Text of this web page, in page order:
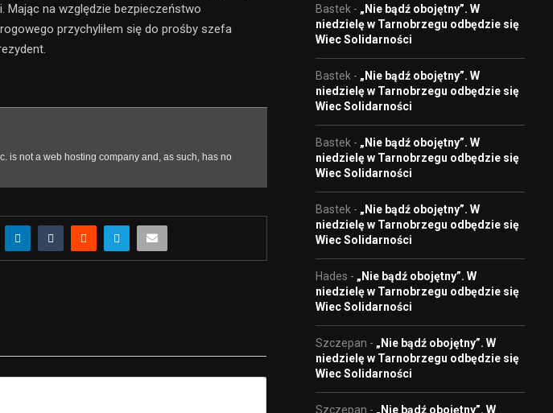
Mając na względzie bezpieczeństwo
przychyliłem się do prośby szefa
Bastek - „Nie bądź obojętny”. W
niedzielę w Tarnobrzegu odbędzie się
Wiec Solidarności
Bastek - „Nie bądź obojętny”. W
niedzielę w Tarnobrzegu odbędzie się
Wiec Solidarności
Bastek - „Nie bądź obojętny”. W
niedzielę w Tarnobrzegu odbędzie się
Wiec Solidarności
Bastek - „Nie bądź obojętny”. W
niedzielę w Tarnobrzegu odbędzie się
Wiec Solidarności
Hades - „Nie bądź obojętny”. W
niedzielę w Tarnobrzegu odbędzie się
Wiec Solidarności
Szczepan - „Nie bądź obojętny”. W
niedzielę w Tarnobrzegu odbędzie się
Wiec Solidarności
Szczepan - „Nie bądź obojętny”. W